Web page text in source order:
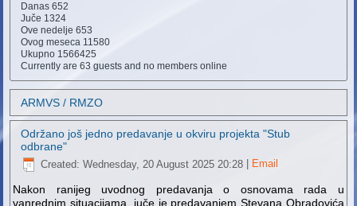
Danas652
Juče 1324
Ove nedelje653
Ovog meseca 11580
Ukupno 1566425
Currently are 63 guests and no members online
ARMVS / RMZO
Održano još jedno predavanje u okviru projekta "Stub
odbrane"
Created: Wednesday, 20 August 2025 20:28 Email
Nakon ranijeg uvodnog predavanja o osnovama rada u
vanrednim situacijama, juče je predavanjem Stevana Obradovića